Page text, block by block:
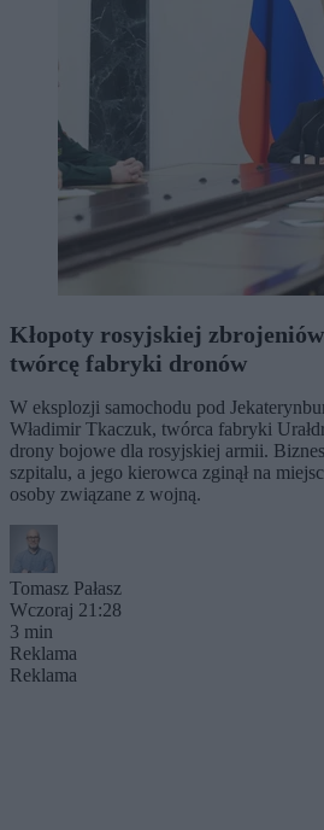
Kłopoty rosyjskiej
twórcę fabryki dronów
W eksplozji samochodu pod
Władimir Tkaczuk, twórca fabryki
drony bojowe dla rosyjskiej armii.
szpitalu, a jego kierowca zginął na
osoby związane z wojną.
Tomasz Pałasz
Wczoraj 21:28
3 min
Reklama
Reklama